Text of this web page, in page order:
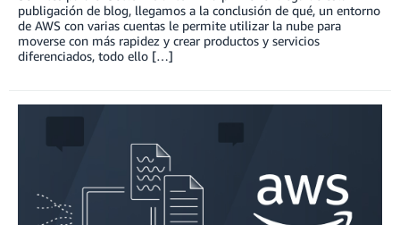
publigación de blog, llegamos a la conclusión de qué, un entorno
de AWS con varias cuentas le permite utilizar la nube para
moverse con más rapidez y crear productos y servicios
diferenciados, todo ello […]